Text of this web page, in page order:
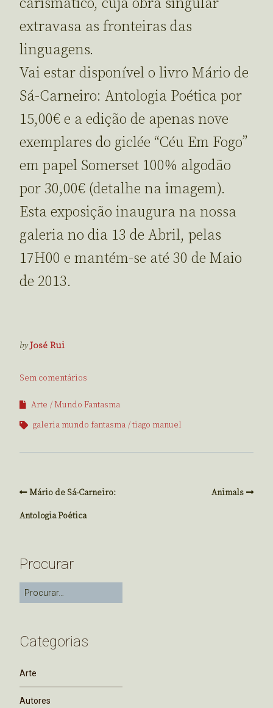
extravasa as fronteiras das
linguagens.
Vai estar disponível o livro Mário de
Sá-Carneiro: Antologia Poética por
15,00€ e a edição de apenas nove
exemplares do giclée “Céu Em Fogo”
em papel Somerset 100% algodão
por 30,00€ (detalhe na imagem).
Esta exposição inaugura na nossa
galeria no dia 13 de Abril, pelas
17H00 e mantém-se até 30 de Maio
de 2013.
byJosé Rui
Sem comentários
Arte
Mundo Fantasma
galeria mundo fantasma
tiago manuel
Mário de Sá-Carneiro:
Antologia Poética
Animals
Procurar
Categorias
Arte
Autores